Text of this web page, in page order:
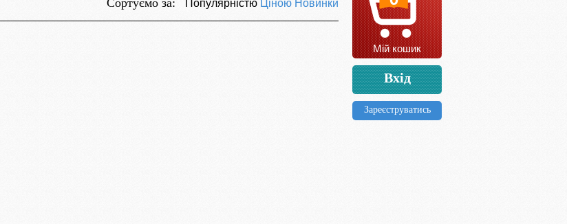
Сортуємо за:
Мій кошик
Вхід
Зареєструватись